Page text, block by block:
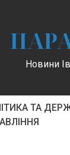
Новини
ТА